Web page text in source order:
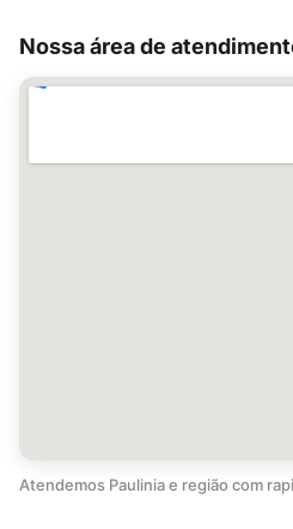
Nossa área de
Atendemos Paulinia e região com